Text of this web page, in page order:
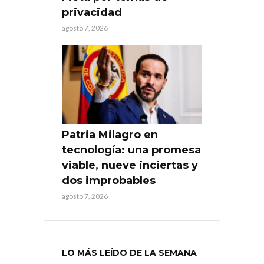
privacidad
agosto 7, 2026
Patria Milagro en
tecnología: una promesa
viable, nueve inciertas y
dos improbables
agosto 7, 2026
LO MÁS LEÍDO DE LA SEMANA